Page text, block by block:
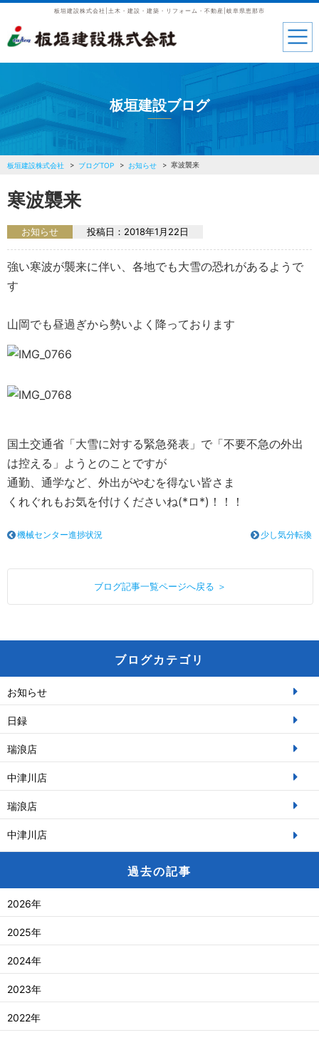
板垣建設株式会社|土木・建設・建築・リフォーム・不動産|岐阜県恵那市
板垣建設ブログ
板垣建設株式会社 ブログTOP お知らせ 寒波襲来
寒波襲来
お知らせ 投稿日： 2018年1月22日
強い寒波が襲来に伴い、各地でも大雪の恐れがあるようで
す
山岡でも昼過ぎから勢いよく降っております
国土交通省「大雪に対する緊急発表」で「不要不急の外出
は控える」ようとのことですが
通勤、通学など、外出がやむを得ない皆さま
くれぐれもお気を付けくださいね(*ロ*)！！！
機械センター進捗状況 少し気分転換
ブログ記事一覧ページへ戻る ＞
ブログカテゴリ
お知らせ
日録
瑞浪店
中津川店
瑞浪店
中津川店
過去の記事
2026年
2025年
2024年
2023年
2022年